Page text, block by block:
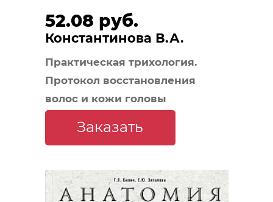
52.08 руб.
Константинова В.А.
Практическая трихология.
Протокол восстановления
волос и кожи головы
Заказать